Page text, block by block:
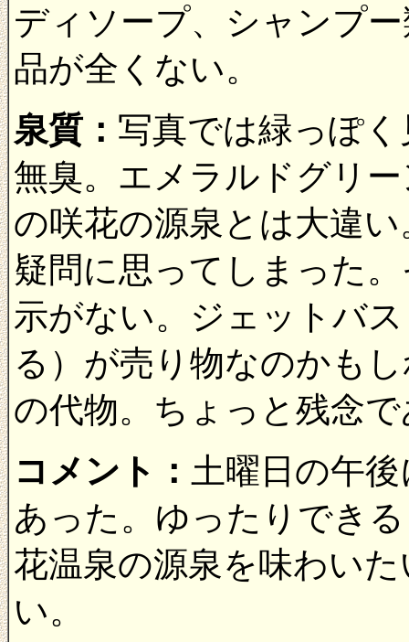
ディソープ、シャンプ
品が全くない。
泉質： 写真では緑っぽ
無臭。エメラルドグリ
の咲花の源泉とは大違
疑問に思ってしまった
示がない。ジェットバ
る）が売り物なのかも
の代物。ちょっと残念
コメント： 土曜日の午
あった。ゆったりでき
花温泉の源泉を味わい
い。